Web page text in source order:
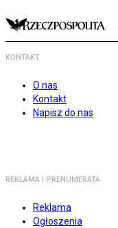
KONTAKT
O nas
Kontakt
Napisz do nas
REKLAMA I PRENUMERATA
Reklama
Ogłoszenia